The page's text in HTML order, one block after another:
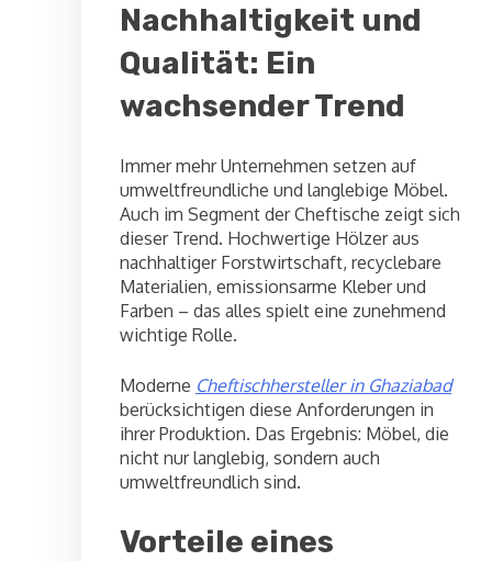
Nachhaltigkeit und
Qualität: Ein
wachsender Trend
Immer mehr Unternehmen setzen auf
umweltfreundliche und langlebige Möbel.
Auch im Segment der Cheftische zeigt sich
dieser Trend. Hochwertige Hölzer aus
nachhaltiger Forstwirtschaft, recyclebare
Materialien, emissionsarme Kleber und
Farben – das alles spielt eine zunehmend
wichtige Rolle.
Moderne Cheftischhersteller in Ghaziabad
berücksichtigen diese Anforderungen in
ihrer Produktion. Das Ergebnis: Möbel, die
nicht nur langlebig, sondern auch
umweltfreundlich sind.
Vorteile eines